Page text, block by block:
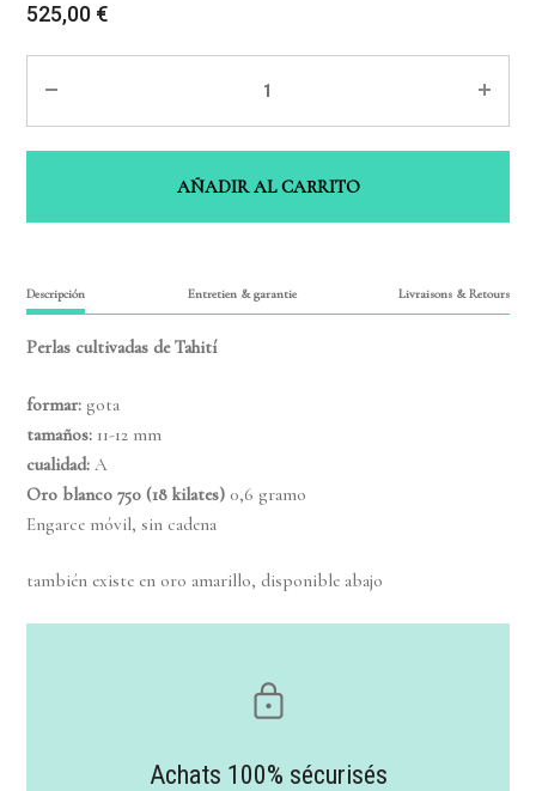
525,00 €
AÑADIR AL CARRITO
Descripción Entretien & garantie Livraisons & Retours
Perlas cultivadas de Tahití
formar: gota
tamaños: 11-12 mm
cualidad: A
Oro blanco 750 (18 kilates) 0,6 gramo
Engarce móvil, sin cadena
también existe en oro amarillo, disponible abajo
Achats 100% sécurisés